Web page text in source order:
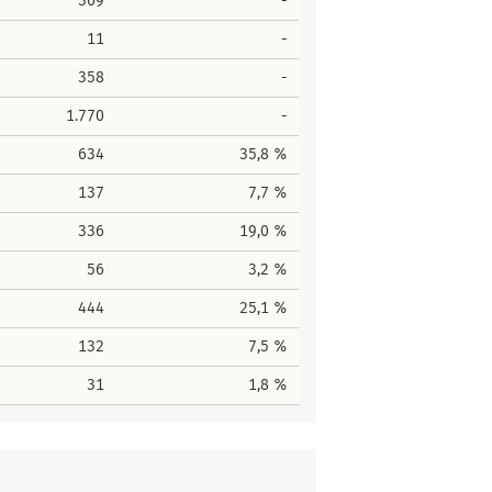
11 -
358 -
1.770 -
634 35,8 %
137 7,7 %
336 19,0 %
56 3,2 %
444 25,1 %
132 7,5 %
31 1,8 %